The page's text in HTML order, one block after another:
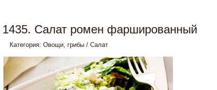
1435. Салат ромен фаршированный
Категория: Овощи, грибы / Салат